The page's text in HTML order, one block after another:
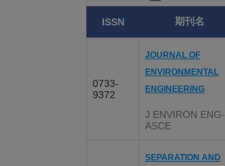
ISSN 期刊名
0733-
9372
JOURNAL OF
ENVIRONMENTAL
ENGINEERING
J ENVIRON ENG-
ASCE
SEPARATION AND